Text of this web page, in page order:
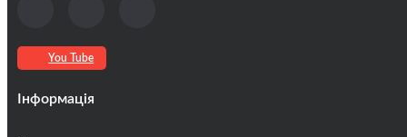
You Tube
Інформація